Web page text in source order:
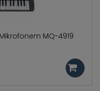
MQ-4919